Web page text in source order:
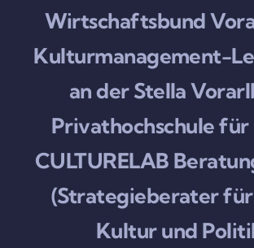
Wirtschaftsbund
Kulturmanagement-
an der Stella
Privathochschule für
CULTURELAB
(Strategieberater
Kultur und